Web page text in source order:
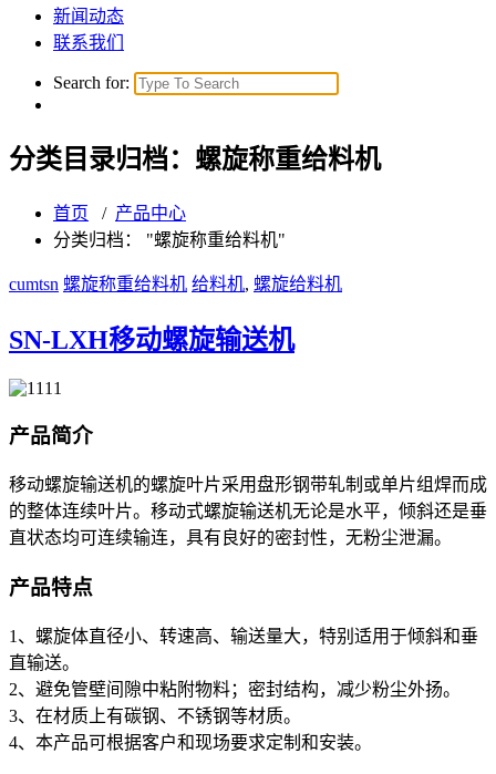
新闻动态
联系我们
Search for:
分类目录归档：螺旋称重给料机
首页 / 产品中心
分类归档： "螺旋称重给料机"
cumtsn 螺旋称重给料机 给料机, 螺旋给料机
SN-LXH移动螺旋输送机
产品简介
移动螺旋输送机的螺旋叶片采用盘形钢带轧制或单片组焊而成
的整体连续叶片。移动式螺旋输送机无论是水平，倾斜还是垂
直状态均可连续输连，具有良好的密封性，无粉尘泄漏。
产品特点
1、螺旋体直径小、转速高、输送量大，特别适用于倾斜和垂
直输送。
2、避免管壁间隙中粘附物料；密封结构，减少粉尘外扬。
3、在材质上有碳钢、不锈钢等材质。
4、本产品可根据客户和现场要求定制和安装。